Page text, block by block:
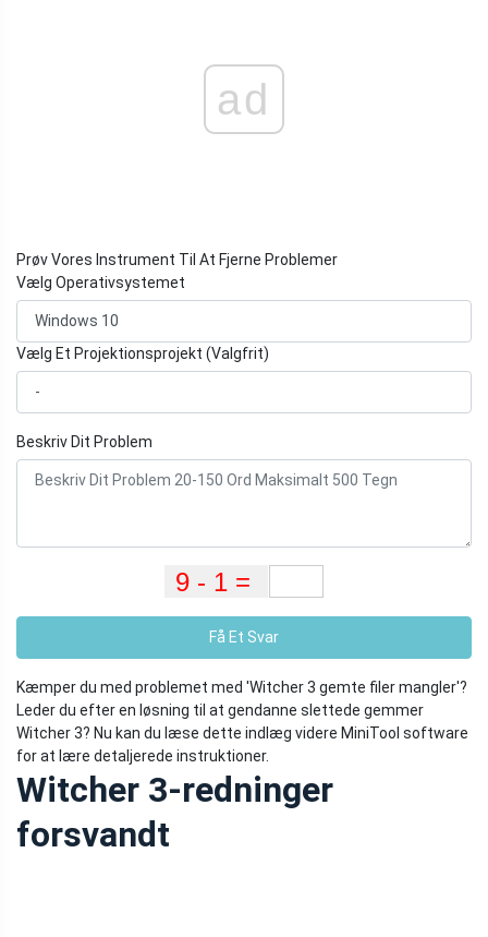
ad
Prøv Vores Instrument Til At Fjerne Problemer
Vælg Operativsystemet
Vælg Et Projektionsprojekt (Valgfrit)
Beskriv Dit Problem
Få Et Svar
Kæmper du med problemet med 'Witcher 3 gemte filer mangler'?
Leder du efter en løsning til at gendanne slettede gemmer
Witcher 3? Nu kan du læse dette indlæg videre MiniTool software
for at lære detaljerede instruktioner.
Witcher 3-redninger
forsvandt